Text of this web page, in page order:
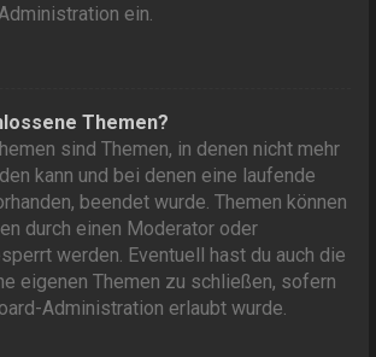
ein.
Themen?
sind Themen, in denen nicht mehr
kann und bei denen eine laufende
beendet wurde. Themen können
durch einen Moderator oder
werden. Eventuell hast du auch die
eigenen Themen zu schließen, sofern
Administration erlaubt wurde.